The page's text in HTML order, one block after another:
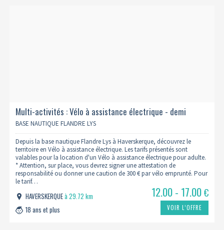
Multi-activités : Vélo à assistance électrique - demi
journée (4h00 d'activité)
BASE NAUTIQUE FLANDRE LYS
Depuis la base nautique Flandre Lys à Haverskerque, découvrez le
territoire en Vélo à assistance électrique. Les tarifs présentés sont
valables pour la location d'un Vélo à assistance électrique pour adulte.
* Attention, sur place, vous devrez signer une attestation de
responsabilité ou donner une caution de 300 € par vélo emprunté. Pour
le tarif…
HAVERSKERQUEà 29.72 km
18 ans et plus
12.00 - 17.00€
VOIR L’OFFRE